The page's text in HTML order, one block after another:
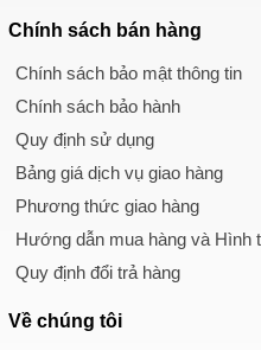
Chính sách bán hàng
Chính sách bảo mật thông tin
Chính sách bảo hành
Quy định sử dụng
Bảng giá dịch vụ giao hàng
Phương thức giao hàng
Hướng dẫn mua hàng và Hình
Quy định đổi trả hàng
Về chúng tôi